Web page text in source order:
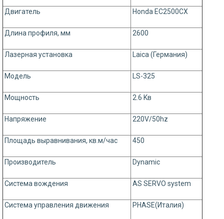
Двигатель Honda EC2500CX
Длина профиля, мм 2600
Лазерная установка Laica (Германия)
Модель LS-325
Мощность 2.6 Kв
Напряжение 220V/50hz
Площадь выравнивания, кв.м/час 450
Производитель Dynamic
Система вождения AS SERVO system
Система управления движения PHASE(Италия)